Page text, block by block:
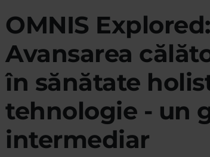
OMNIS Explored:
Avansarea
în sănătate
tehnologie - un
intermediar